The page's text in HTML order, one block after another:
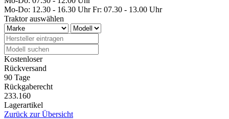
Mo-Do: 12.30 - 16.30 Uhr Fr: 07.30 - 13.00 Uhr
Traktor auswählen
Kostenloser
Rückversand
90 Tage
Rückgaberecht
233.160
Lagerartikel
Zurück zur Übersicht